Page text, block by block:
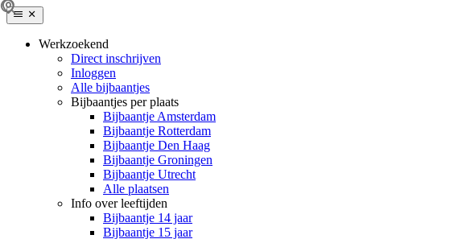
Werkzoekend
Direct inschrijven
Inloggen
Alle bijbaantjes
Bijbaantjes per plaats
Bijbaantje Amsterdam
Bijbaantje Rotterdam
Bijbaantje Den Haag
Bijbaantje Groningen
Bijbaantje Utrecht
Alle plaatsen
Info over leeftijden
Bijbaantje 14 jaar
Bijbaantje 15 jaar